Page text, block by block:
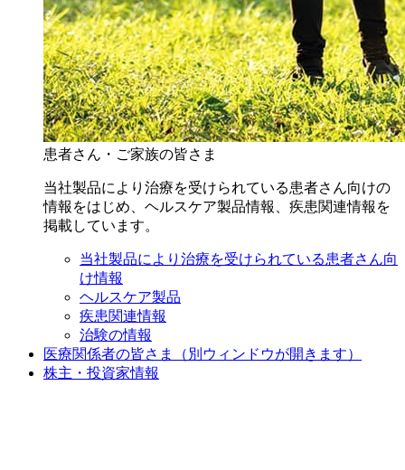
患者さん・ご家族の皆さま
当社製品により治療を受けられている患者さん向けの
情報をはじめ、ヘルスケア製品情報、疾患関連情報を
掲載しています。
当社製品により治療を受けられている患者さん向
け情報
ヘルスケア製品
疾患関連情報
治験の情報
医療関係者の皆さま
（別ウィンドウが開きます）
株主・投資家情報